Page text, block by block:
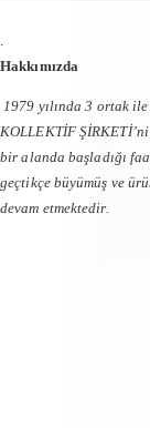
.
Hakkımızda
1979 yılında 3 ortak
KOLLEKTİF
bir alanda başladığı
geçtikçe büyümüş ve
devam etmektedir.